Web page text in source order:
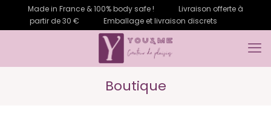
Made in France & 100% body safe !
Livraison offerte à
partir de 30 €
Emballage et livraison discrets
Boutique